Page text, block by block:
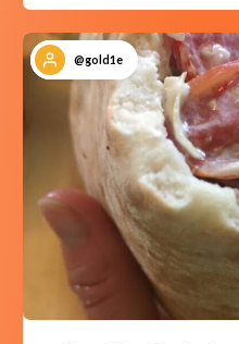
@gold1e